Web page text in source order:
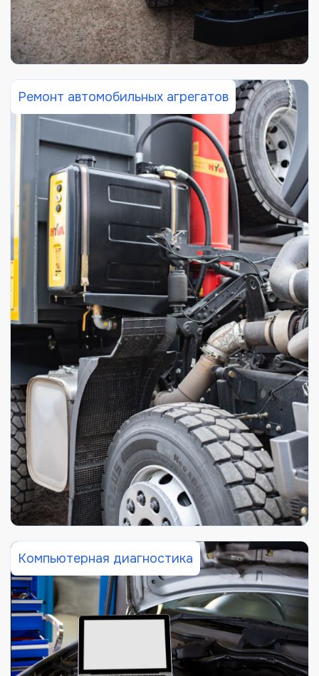
Ремонт автомобильных агрегатов
Компьютерная диагностика